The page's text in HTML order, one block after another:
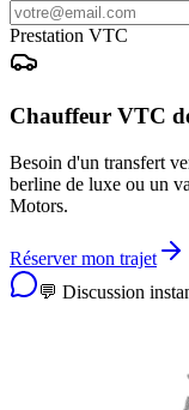
Prestation VTC
Chauffeur VTC
Besoin d'un transfert
berline de luxe ou un
Motors.
Réserver mon trajet
💬 Discussion